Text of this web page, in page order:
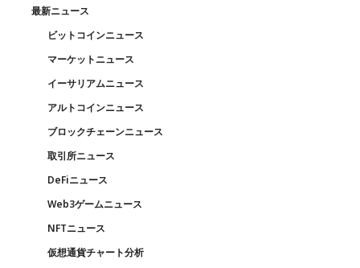
最新ニュース
ビットコインニュース
マーケットニュース
イーサリアムニュース
アルトコインニュース
ブロックチェーンニュース
取引所ニュース
DeFiニュース
Web3ゲームニュース
NFTニュース
仮想通貨チャート分析